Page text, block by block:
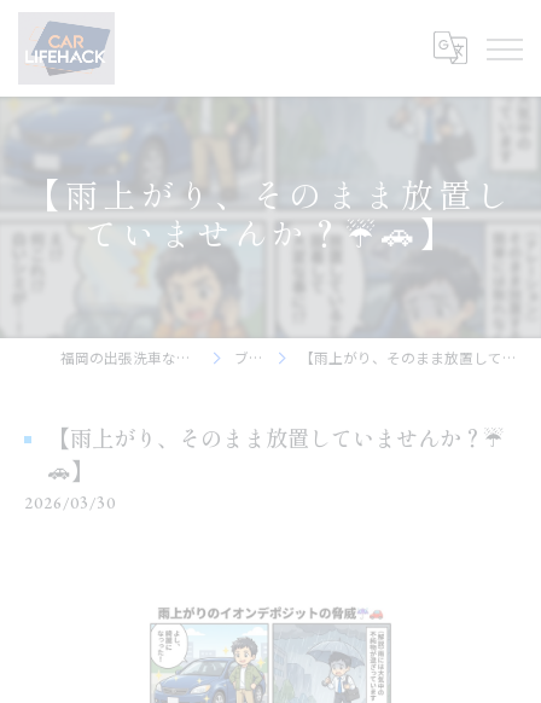
【雨上がり、そのまま放置し
ていませんか？☔️🚗】
福岡の出張洗車ならCar Lifehack ブログ 【雨上がり、そのまま放置していませんか？☔️🚗】
【雨上がり、そのまま放置していませんか？☔️
🚗】
2026/03/30